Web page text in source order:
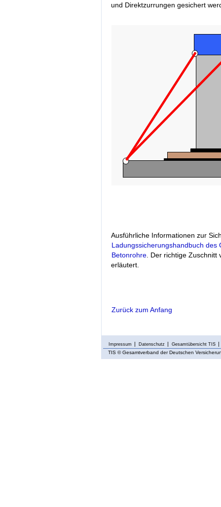
und Direktzurrungen gesichert
Ausführliche Informationen zur
Ladungssicherungshandbuch des
Betonrohre. Der richtige Zuschnitt
erläutert.
Zurück zum Anfang
Impressum Datenschutz Gesamtübersicht TIS
TIS © Gesamtverband der Deutschen